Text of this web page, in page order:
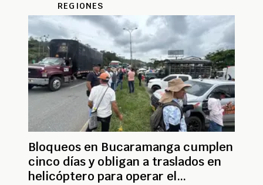
REGIONES
Bloqueos en Bucaramanga cumplen
cinco días y obligan a traslados en
helicóptero para operar el